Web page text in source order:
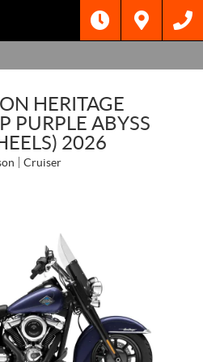
HERITAGE
PURPLE ABYSS
2026
Cruiser